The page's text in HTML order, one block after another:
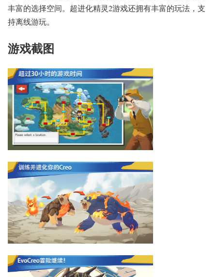
丰富的选择空间。超进化精灵2游戏还拥有丰富的玩法，支
持离线游玩。
游戏截图